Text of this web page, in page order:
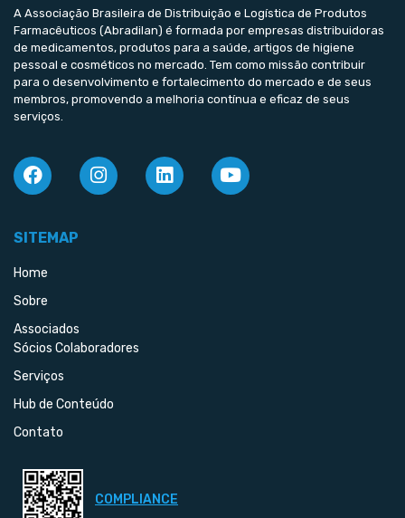
A Associação Brasileira de Distribuição e Logística de Produtos
Farmacêuticos (Abradilan) é formada por empresas distribuidoras
de medicamentos, produtos para a saúde, artigos de higiene
pessoal e cosméticos no mercado. Tem como missão contribuir
para o desenvolvimento e fortalecimento do mercado e de seus
membros, promovendo a melhoria contínua e eficaz de seus
serviços.
SITEMAP
Home
Sobre
Associados
Sócios Colaboradores
Serviços
Hub de Conteúdo
Contato
COMPLIANCE